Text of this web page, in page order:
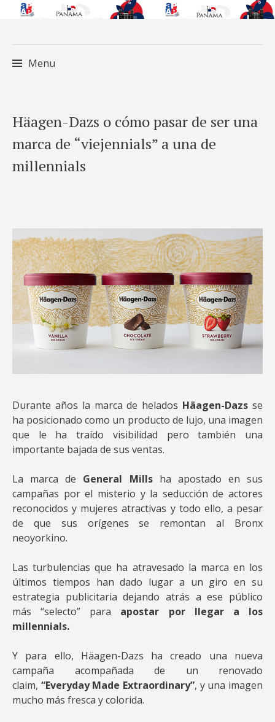
Menu
to
content
Häagen-Dazs o cómo pasar de ser una
marca de “viejennials” a una de
millennials
Durante años la marca de helados Häagen-Dazs se
ha posicionado como un producto de lujo, una imagen
que le ha traído visibilidad pero también una
importante bajada de sus ventas.
La marca de General Millsha apostado en sus
campañas por el misterio y la seducción de actores
reconocidos y mujeres atractivas y todo ello, a pesar
de que sus orígenes se remontan al Bronx
neoyorkino.
Las turbulencias que ha atravesado la marca en los
últimos tiempos han dado lugar a un giro en su
estrategia publicitaria dejando atrás a ese público
más “selecto” para apostar por llegar a los
millennials.
Y para ello, Häagen-Dazs ha creado una nueva
campaña acompañada de un renovado
claim, “Everyday Made Extraordinary”, y una imagen
mucho más fresca y colorida.